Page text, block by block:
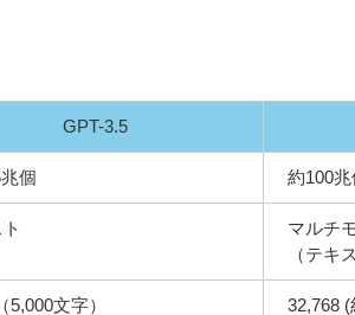
GPT-3.5
個 約100兆
マルチ
（テキ
（5,000文字） 32,768 (